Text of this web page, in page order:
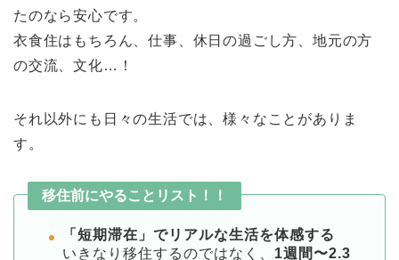
たのなら安心です。
衣食住はもちろん、仕事、休日の過ごし方、地元の方
の交流、文化…！
それ以外にも日々の生活では、様々なことがありま
す。
移住前にやることリスト！！
「短期滞在」でリアルな生活を体感する
いきなり移住するのではなく、 1週間〜2.3